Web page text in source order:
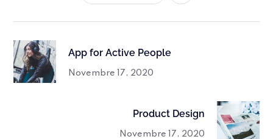
App for Active People
Novembre 17, 2020
Product Design
Novembre 17, 2020